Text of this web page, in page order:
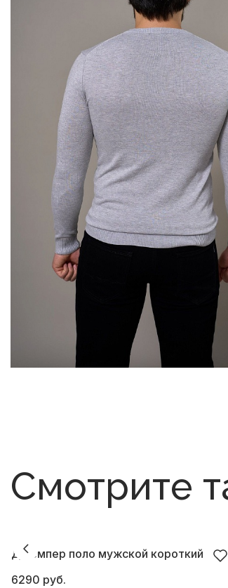
Смотрите
Джемпер поло мужской короткий
6290 руб.